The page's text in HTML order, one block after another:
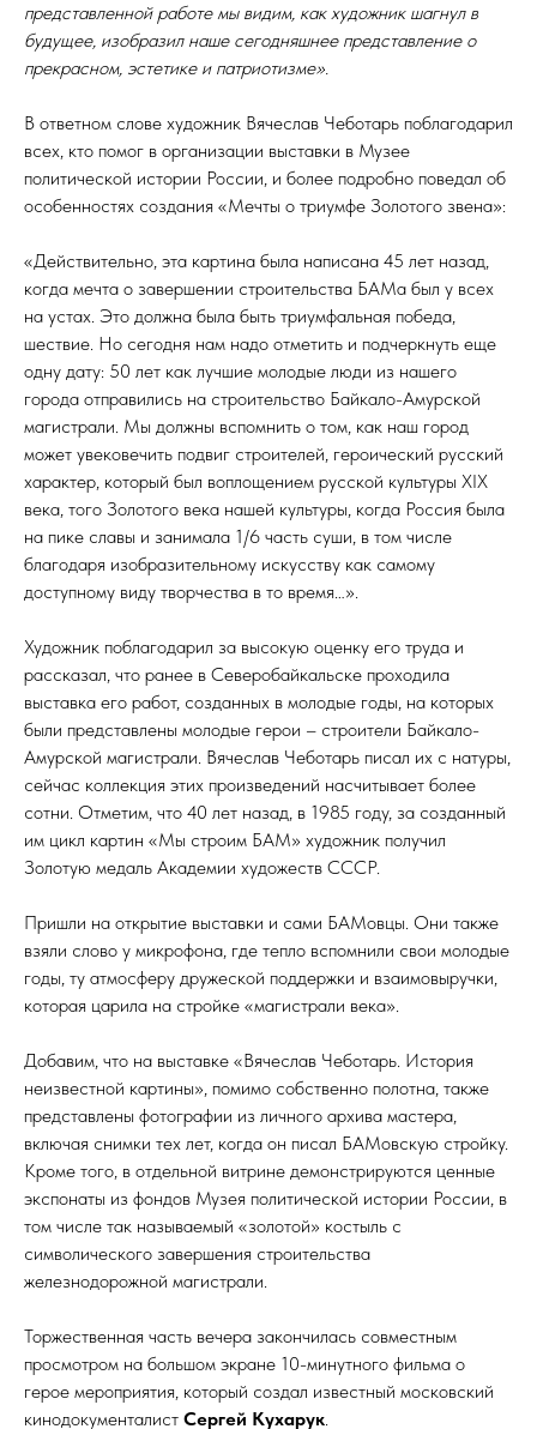
представленной работе мы видим, как художник шагнул в
будущее, изобразил наше сегодняшнее представление о
прекрасном, эстетике и патриотизме».
В ответном слове художник Вячеслав Чеботарь поблагодарил
всех, кто помог в организации выставки в Музее
политической истории России, и более подробно поведал об
особенностях создания «Мечты о триумфе Золотого звена»:
«Действительно, эта картина была написана 45 лет назад,
когда мечта о завершении строительства БАМа был у всех
на устах. Это должна была быть триумфальная победа,
шествие. Но сегодня нам надо отметить и подчеркнуть еще
одну дату: 50 лет как лучшие молодые люди из нашего
города отправились на строительство Байкало-Амурской
магистрали. Мы должны вспомнить о том, как наш город
может увековечить подвиг строителей, героический русский
характер, который был воплощением русской культуры XIX
века, того Золотого века нашей культуры, когда Россия была
на пике славы и занимала 1/6 часть суши, в том числе
благодаря изобразительному искусству как самому
доступному виду творчества в то время…».
Художник поблагодарил за высокую оценку его труда и
рассказал, что ранее в Северобайкальске проходила
выставка его работ, созданных в молодые годы, на которых
были представлены молодые герои – строители Байкало-
Амурской магистрали. Вячеслав Чеботарь писал их с натуры,
сейчас коллекция этих произведений насчитывает более
сотни. Отметим, что 40 лет назад, в 1985 году, за созданный
им цикл картин «Мы строим БАМ» художник получил
Золотую медаль Академии художеств СССР.
Пришли на открытие выставки и сами БАМовцы. Они также
взяли слово у микрофона, где тепло вспомнили свои молодые
годы, ту атмосферу дружеской поддержки и взаимовыручки,
которая царила на стройке «магистрали века».
Добавим, что на выставке «Вячеслав Чеботарь. История
неизвестной картины», помимо собственно полотна, также
представлены фотографии из личного архива мастера,
включая снимки тех лет, когда он писал БАМовскую стройку.
Кроме того, в отдельной витрине демонстрируются ценные
экспонаты из фондов Музея политической истории России, в
том числе так называемый «золотой» костыль с
символического завершения строительства
железнодорожной магистрали.
Торжественная часть вечера закончилась совместным
просмотром на большом экране 10-минутного фильма о
герое мероприятия, который создал известный московский
кинодокументалист Сергей Кухарук.